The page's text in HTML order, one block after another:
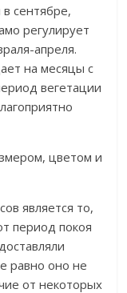
сентябре,
регулирует
апреля.
на месяцы с
вегетации
цветом и
является то,
период покоя
равно оно не
от некоторых